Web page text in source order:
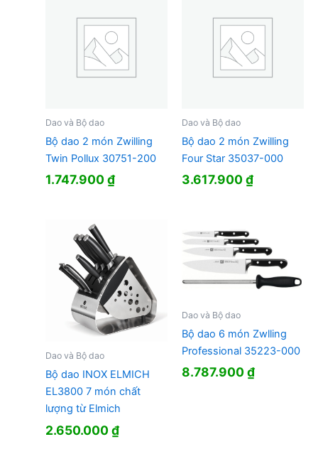
Dao và Bộ dao
Bộ dao 2 món Zwilling
Twin Pollux 30751-200
1.747.900₫
Dao và Bộ dao
Bộ dao 2 món Zwilling
Four Star 35037-000
3.617.900₫
Dao và Bộ dao
Bộ dao INOX ELMICH
EL3800 7 món chất
lượng từ Elmich
2.650.000₫
Dao và Bộ dao
Bộ dao 6 món Zwlling
Professional 35223-000
8.787.900₫